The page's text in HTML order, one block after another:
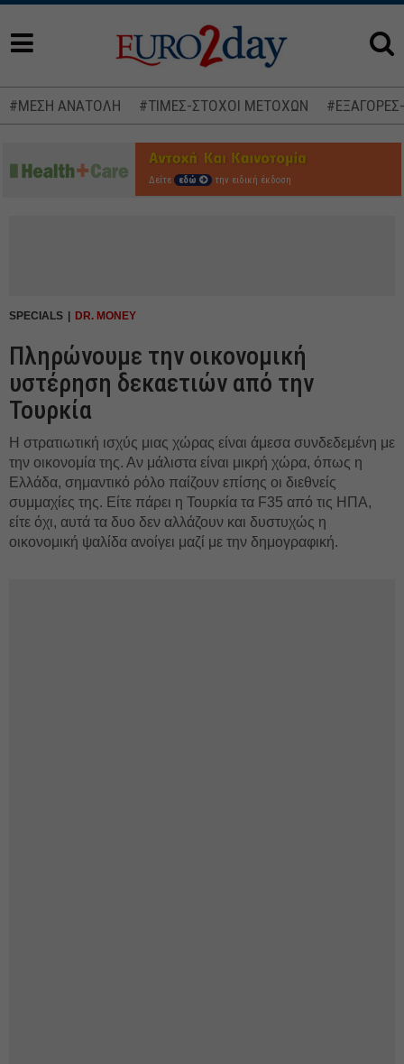
#ΜΕΣΗ ΑΝΑΤΟΛΗ #ΤΙΜΕΣ-ΣΤΟΧΟΙ ΜΕΤΟΧΩΝ
Δείτε εδώ την ειδική έκδοση
SPECIALS DR. MONEY
Πληρώνουμε την οικονομική
υστέρηση δεκαετιών από την
Τουρκία
Η στρατιωτική ισχύς μιας χώρας είναι άμεσα συνδεδεμένη με
την οικονομία της. Αν μάλιστα είναι μικρή χώρα, όπως η
Ελλάδα, σημαντικό ρόλο παίζουν επίσης οι διεθνείς
συμμαχίες της. Είτε πάρει η Τουρκία τα F35 από τις ΗΠΑ,
είτε όχι, αυτά τα δυο δεν αλλάζουν και δυστυχώς η
οικονομική ψαλίδα ανοίγει μαζί με την δημογραφική.